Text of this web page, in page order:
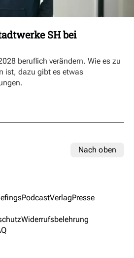
SH bei
beruflich verändern. Wie es zu
ist, dazu gibt es etwas
Nach oben
PodcastVerlagPresse
Widerrufsbelehrung